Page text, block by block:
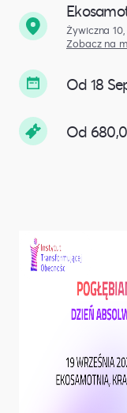
Żywiczna
Zobacz na
Od 18
Od